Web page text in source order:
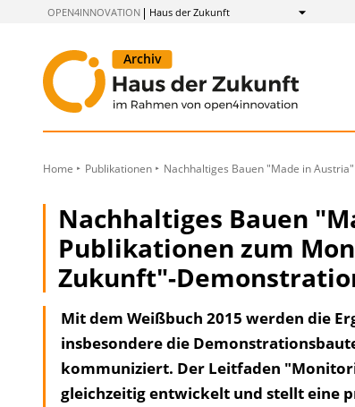
OPEN4INNOVATION Haus der Zukunft
Anzeigen
Home Publikationen Nachhaltiges Bauen "Made in
Nachhaltiges Bauen
Publikationen zum
Zukunft"-
Mit dem Weißbuch 2015 werden die
insbesondere die
kommuniziert. Der Leitfaden
gleichzeitig entwickelt und stellt eine